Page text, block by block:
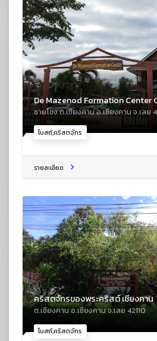
โบสถ์,คริสตจักร
De Mazenod Formation Center
ชายโขง ต.เชียงคาน อ.เชียงคาน จ.เลย
รายละเอียด
โบสถ์,คริสตจักร
คริสตจักรของพระคริสต์ เชียงคาน
ต.เชียงคาน อ.เชียงคาน จ.เลย 42110